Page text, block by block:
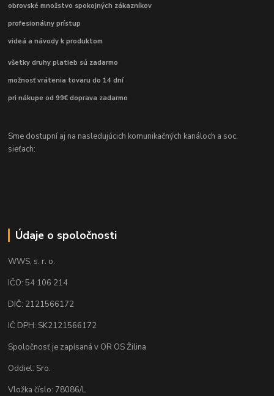
obrovské množstvo spokojných zákazníkov
profesionálny prístup
videá a návody k produktom
všetky druhy platieb sú zadarmo
možnosť vrátenia tovaru do 14 dní
pri nákupe od 99€ doprava zadarmo
Sme dostupní aj na nasledujúcich komunikačných kanáloch a soc.
sieťach:
Údaje o spoločnosti
WWS, s. r. o.
IČO: 54 106 214
DIČ: 2121566172
IČ DPH: SK2121566172
Spoločnosť je zapísaná v OR OS Žilina
Oddiel: Sro.
Vložka číslo: 78086/L